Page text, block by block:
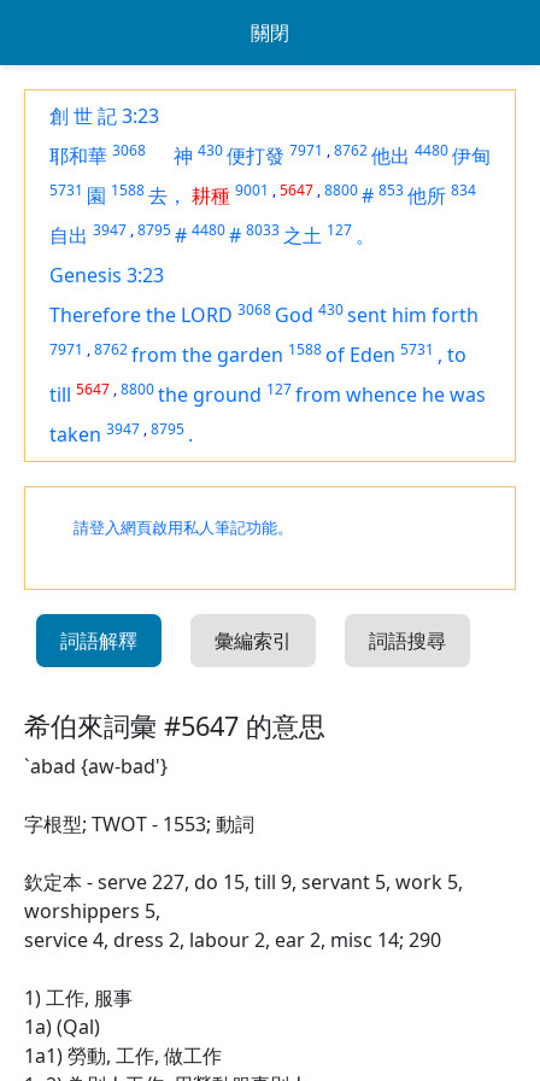
關閉
創 世 記 3:23
耶和華 3068 神 430便打發 7971 ,8762他出 4480伊甸
5731 園 1588去， 耕種 9001 ,5647 ,8800# 853他所 834
自出 3947 ,8795# 4480# 8033 之土 127 。
Genesis 3:23
Therefore the LORD 3068 God 430sent him forth
7971 ,8762from the garden 1588of Eden 5731 , to
till 5647 ,8800the ground 127from whence he was
taken 3947 ,8795 .
請登入網頁啟用私人筆記功能。
詞語解釋 彙編索引 詞語搜尋
希伯來詞彙 #5647 的意思
`abad {aw-bad'}
字根型; TWOT - 1553; 動詞
欽定本 - serve 227, do 15, till 9, servant 5, work 5,
worshippers 5,
service 4, dress 2, labour 2, ear 2, misc 14; 290
1) 工作, 服事
1a) (Qal)
1a1) 勞動, 工作, 做工作